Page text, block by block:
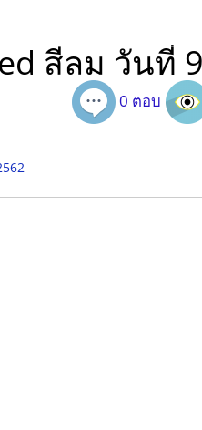
สีลม วันที่
0 ตอบ